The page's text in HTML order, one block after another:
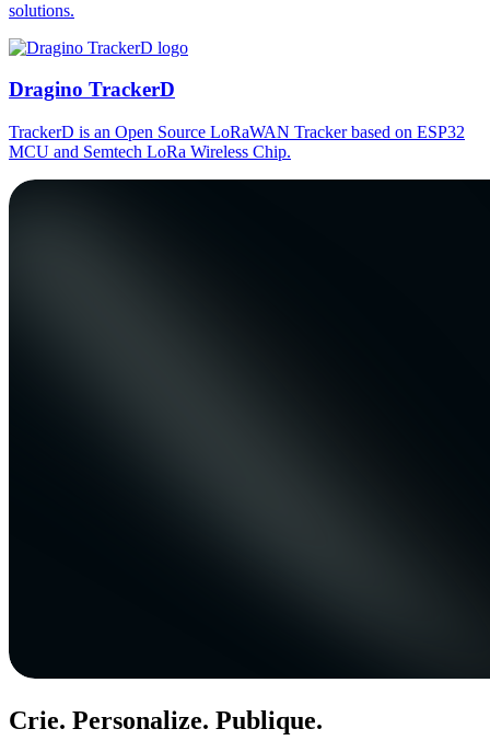
solutions.
Dragino TrackerD
TrackerD is an Open Source LoRaWAN Tracker based on ESP32
MCU and Semtech LoRa Wireless Chip.
Crie. Personalize. Publique.